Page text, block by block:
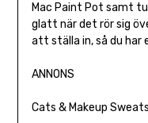
Mac Paint Pot samt
glatt när det rör sig
att ställa in, så du har
ANNONS
Cats & Makeup